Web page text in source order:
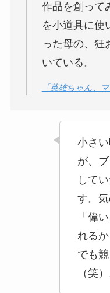
作品を創っ
を小道具に使
った母の、狂
いている。
「英雄ちゃん、
小さ
が、
して
す。
「偉
れる
でも
（笑）